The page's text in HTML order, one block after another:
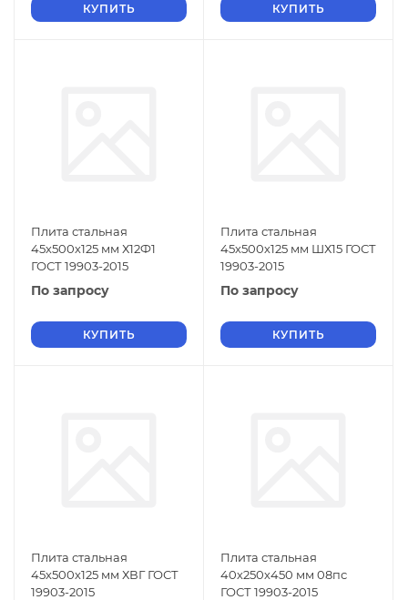
КУПИТЬ КУПИТЬ
Плита стальная
45х500х125 мм Х12Ф1
ГОСТ 19903-2015
По запросу
КУПИТЬ
Плита стальная
45х500х125 мм ШХ15 ГОСТ
19903-2015
По запросу
КУПИТЬ
Плита стальная
45х500х125 мм ХВГ ГОСТ
19903-2015
Плита стальная
40х250х450 мм 08пс
ГОСТ 19903-2015